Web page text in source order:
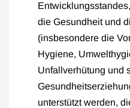
die Gesundheit und
(insbesondere die
Hygiene,
Unfallverhütung und
unterstützt werden,